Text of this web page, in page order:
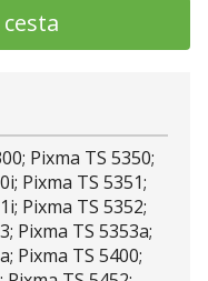
Pixma TS 5350;
Pixma TS 5351;
Pixma TS 5352;
Pixma TS 5353a;
Pixma TS 5400;